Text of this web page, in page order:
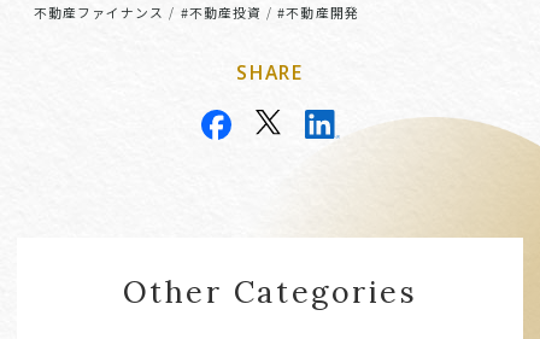
不動産ファイナンス / #不動産投資 /#不動産開発
SHARE
Other Categories